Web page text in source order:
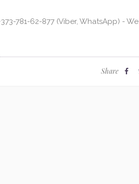
781-62-877 (Viber, WhatsApp) - We
Share